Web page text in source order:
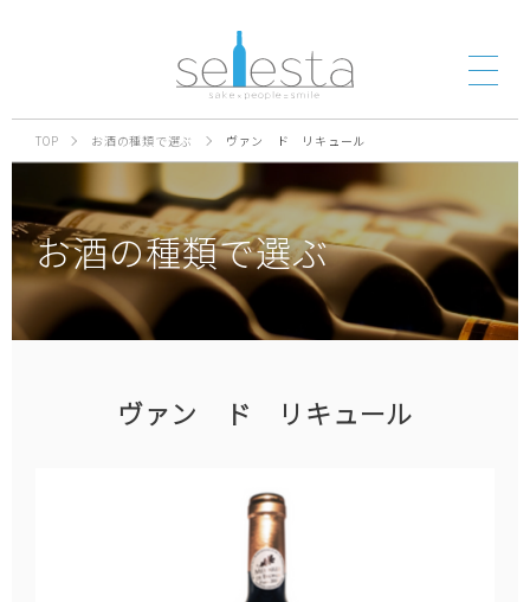
TOP お酒の種類で選ぶ ヴァン ド リキュール
お酒の種類で選ぶ
ヴァン ド リキュール